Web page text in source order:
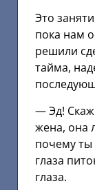
Это
пока нам
решили
тайма,
— Эд!
жена, она
почему
глаза
глаза.